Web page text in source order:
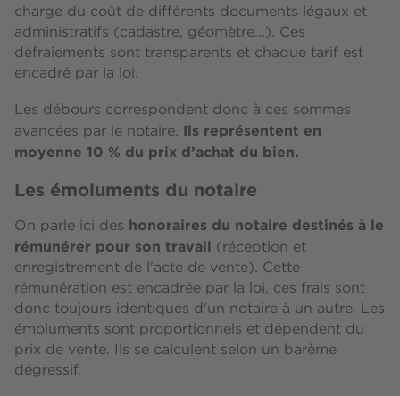
charge du coût de différents documents légaux et
administratifs (cadastre, géomètre…). Ces
défraiements sont transparents et chaque tarif est
encadré par la loi.
Les débours correspondent donc à ces sommes
avancées par le notaire. Ils représentent en
moyenne 10 % du prix d’achat du bien.
Les émoluments du notaire
On parle ici des honoraires du notaire destinés à le
rémunérer pour son travail
(réception et
enregistrement de l'acte de vente). Cette
rémunération est encadrée par la loi, ces frais sont
donc toujours identiques d'un notaire à un autre. Les
émoluments sont proportionnels et dépendent du
prix de vente. Ils se calculent selon un barème
dégressif.